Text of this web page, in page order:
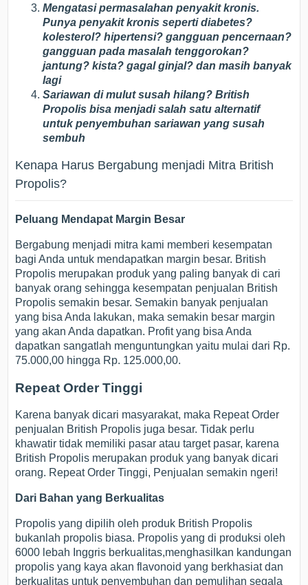
Mengatasi permasalahan penyakit kronis.
Punya penyakit kronis seperti diabetes?
kolesterol? hipertensi? gangguan pencernaan?
gangguan pada masalah tenggorokan?
jantung? kista? gagal ginjal? dan masih banyak
lagi
Sariawan di mulut susah hilang? British
Propolis bisa menjadi salah satu alternatif
untuk penyembuhan sariawan yang susah
sembuh
Kenapa Harus Bergabung menjadi Mitra British
Propolis?
Peluang Mendapat Margin Besar
Bergabung menjadi mitra kami memberi kesempatan
bagi Anda untuk mendapatkan margin besar. British
Propolis merupakan produk yang paling banyak di cari
banyak orang sehingga kesempatan penjualan British
Propolis semakin besar. Semakin banyak penjualan
yang bisa Anda lakukan, maka semakin besar margin
yang akan Anda dapatkan. Profit yang bisa Anda
dapatkan sangatlah menguntungkan yaitu mulai dari Rp.
75.000,00 hingga Rp. 125.000,00.
Repeat Order Tinggi
Karena banyak dicari masyarakat, maka Repeat Order
penjualan British Propolis juga besar. Tidak perlu
khawatir tidak memiliki pasar atau target pasar, karena
British Propolis merupakan produk yang banyak dicari
orang. Repeat Order Tinggi, Penjualan semakin ngeri!
Dari Bahan yang Berkualitas
Propolis yang dipilih oleh produk British Propolis
bukanlah propolis biasa. Propolis yang di produksi oleh
6000 lebah Inggris berkualitas,menghasilkan kandungan
propolis yang kaya akan flavonoid yang berkhasiat dan
berkualitas untuk penyembuhan dan pemulihan segala